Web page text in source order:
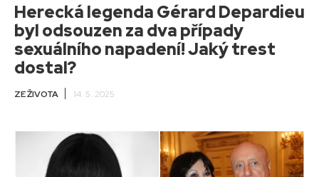
Herecká legenda Gérard Depardieu
byl odsouzen za dva případy
sexuálního napadení! Jaký trest
dostal?
ZE ŽIVOTA 14. 5. 2025